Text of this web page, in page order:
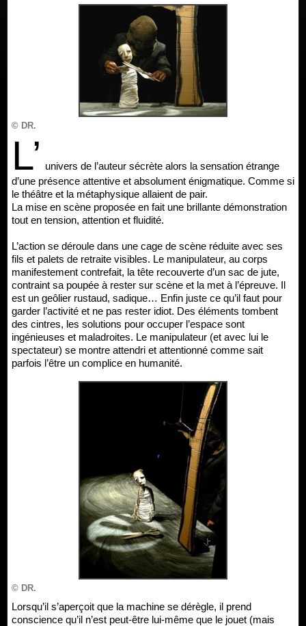
© DR.
L’ univers de l’auteur sécrète alors la sensation étrange
d’une présence attentive et absolument énigmatique. Comme si
le théâtre et la métaphysique allaient de pair.
La mise en scène proposée en fait une brillante démonstration
tout en tension, attention et fluidité.
L’action se déroule dans une cage de scène réduite avec ses
fils et palets de retraite visibles. Le manipulateur, au corps
manifestement contrefait, la tête recouverte d’un sac de jute,
contraint sa poupée à rester sur scène et la met à l’épreuve. Il
est un geôlier rustaud, sadique… Enfin juste ce qu’il faut pour
garder l’activité et ne pas rester idiot. Des éléments tombent
des cintres, les solutions pour occuper l’espace sont
ingénieuses et maladroites. Le manipulateur (et avec lui le
spectateur) se montre attendri et attentionné comme sait
parfois l’être un complice en humanité.
© DR.
Lorsqu’il s’aperçoit que la machine se dérègle, il prend
conscience qu’il n’est peut-être lui-même que le jouet (mais